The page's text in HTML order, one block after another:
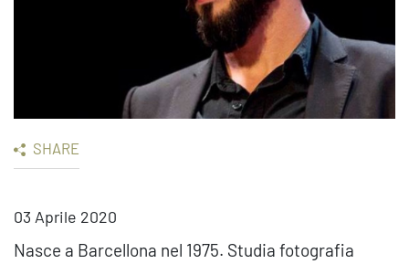
SHARE
03 Aprile 2020
Nasce a Barcellona nel 1975. Studia fotografia